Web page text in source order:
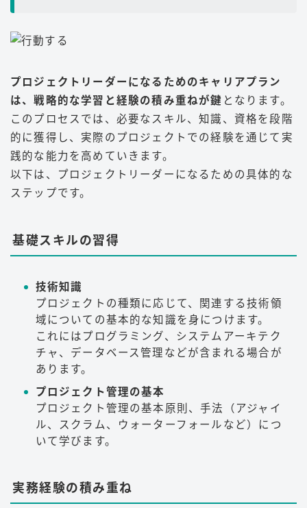
プロジェクトリーダーになるためのキャリアプラン
は、戦略的な学習と経験の積み重ねが鍵 となります。
このプロセスでは、必要なスキル、知識、資格を段階
的に獲得し、実際のプロジェクトでの経験を通じて実
践的な能力を高めていきます。
以下は、プロジェクトリーダーになるための具体的な
ステップです。
基礎スキルの習得
技術知識
プロジェクトの種類に応じて、関連する技術領
域についての基本的な知識を身につけます。
これにはプログラミング、システムアーキテク
チャ、データベース管理などが含まれる場合が
あります。
プロジェクト管理の基本
プロジェクト管理の基本原則、手法（アジャイ
ル、スクラム、ウォーターフォールなど）につ
いて学びます。
実務経験の積み重ね